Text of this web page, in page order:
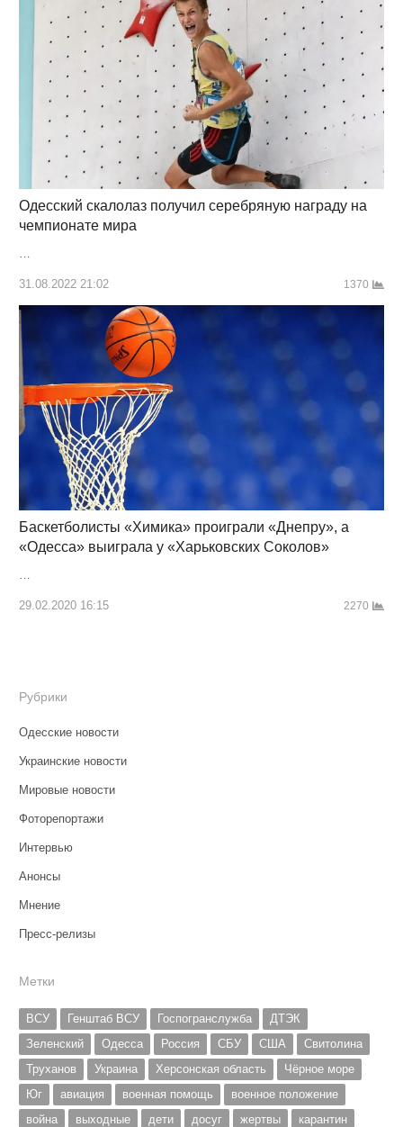
Одесский скалолаз получил серебряную награду на
чемпионате мира
…
31.08.2022 21:02 1370
Баскетболисты «Химика» проиграли «Днепру», а
«Одесса» выиграла у «Харьковских Соколов»
…
29.02.2020 16:15 2270
Рубрики
Одесские новости
Украинские новости
Мировые новости
Фоторепортажи
Интервью
Анонсы
Мнение
Пресс-релизы
Метки
ВСУ Генштаб ВСУ Госпогранслужба
ДТЭК
Зеленский
Одесса Россия СБУ США
Свитолина
Труханов
Украина Херсонская область
Чёрное море
Юг
авиация военная помощь
военное положение
война
выходные дети досуг жертвы
карантин